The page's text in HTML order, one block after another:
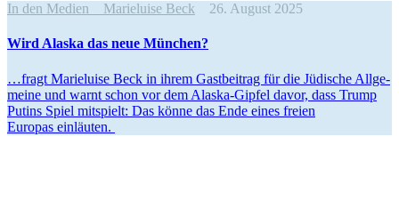
In den Medien Marieluise Beck 26. August 2025
Wird Alaska das neue München?
…fragt Marie­luise Beck in ihrem Gastbeitrag für die Jüdische Allge­
meine und warnt schon vor dem Alaska-Gipfel davor, dass Trump
Putins Spiel mitspielt: Das könne das Ende eines freien
Europas einläuten.